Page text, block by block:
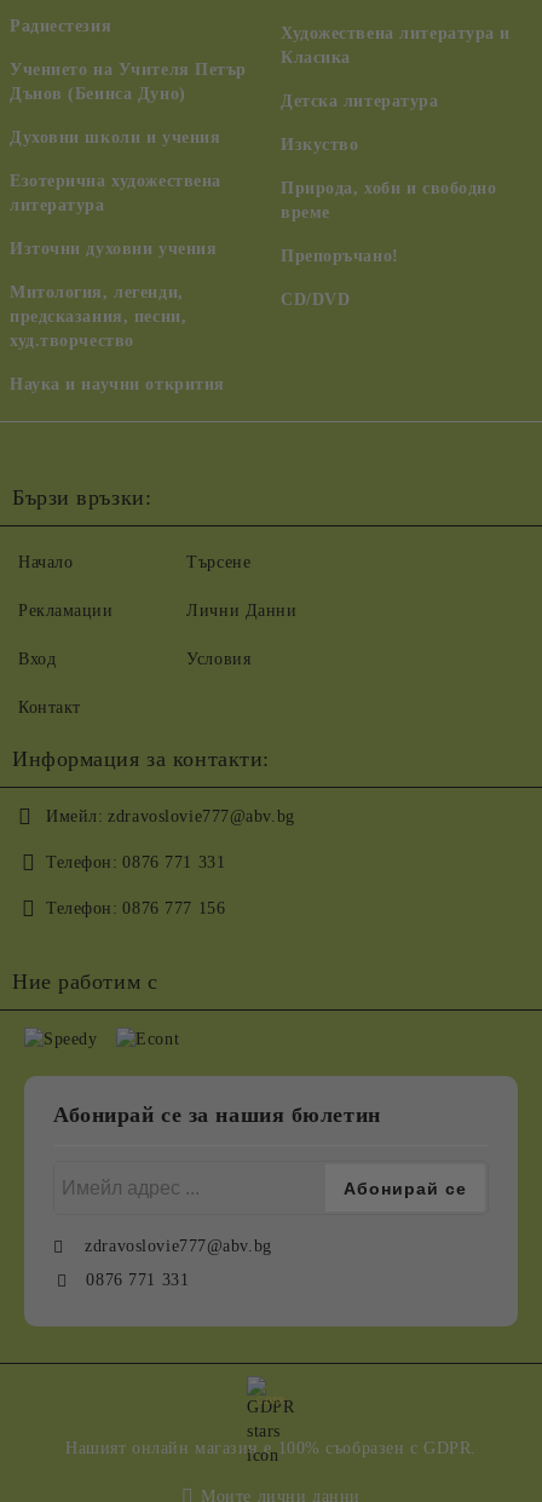
Радиестезия
Учението на Учителя Петър
Дънов (Беинса Дуно)
Духовни школи и учения
Езотерична художествена
литература
Източни духовни учения
Митология, легенди,
предсказания, песни,
худ.творчество
Наука и научни открития
Художествена литература и
Класика
Детска литература
Изкуство
Природа, хоби и свободно
време
Препоръчано!
CD/DVD
Бързи връзки:
Начало
Рекламации
Вход
Контакт
Търсене
Лични Данни
Условия
Информация за контакти:
Имейл: zdravoslovie777@abv.bg
Телефон: 0876 771 331
Телефон: 0876 777 156
Ние работим с
Абонирай се за нашия бюлетин
zdravoslovie777@abv.bg
0876 771 331
GDPR
Нашият онлайн магазин е 100% съобразен с GDPR.
Моите лични данни